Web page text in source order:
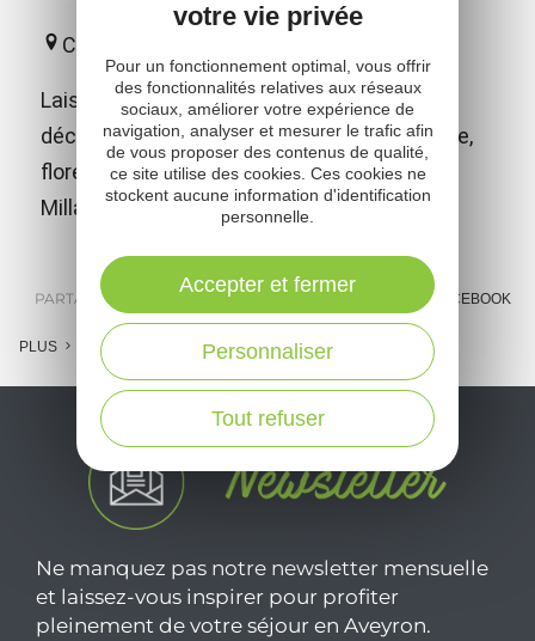
Creissels
Laissez-vous guider par votre batelier et
découvrez les trésors de notre région : faune,
flore, géologie, village classé et Viaduc de
Millau.
PARTAGER : E-MAIL FACEBOOK
PLUS
Ne manquez pas notre newsletter mensuelle
et laissez-vous inspirer pour profiter
pleinement de votre séjour en Aveyron.
votre vie privée
Pour un fonctionnement optimal, vous offrir
des fonctionnalités relatives aux réseaux
sociaux, améliorer votre expérience de
navigation, analyser et mesurer le trafic afin
de vous proposer des contenus de qualité,
ce site utilise des cookies. Ces cookies ne
stockent aucune information d'identification
personnelle.
Tout refuser
Personnaliser
Accepter et fermer